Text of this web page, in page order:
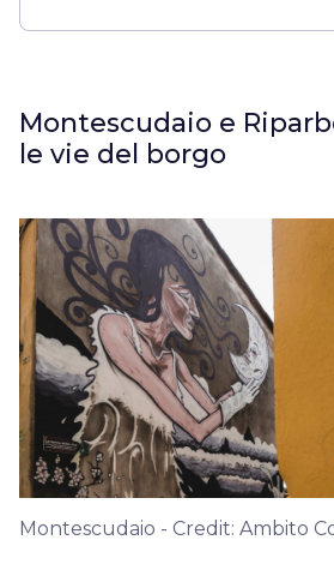
Montescudaio e
le vie del borgo
Montescudaio - Credit: Ambito